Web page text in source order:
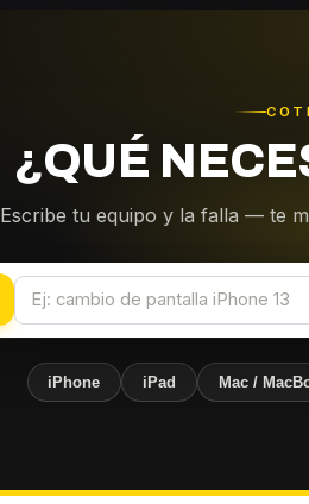
¿QUÉ
Escribe tu equipo y la falla — te
iPhone iPad Mac /